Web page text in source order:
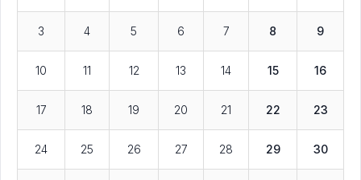
3 4 5 6 7 8 9
10 11 12 13 14 15 16
17 18 19 20 21 22 23
24 25 26 27 28 29 30